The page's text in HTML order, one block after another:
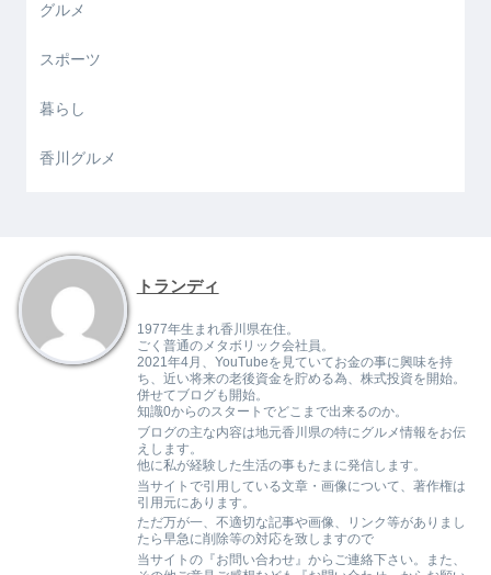
グルメ
スポーツ
暮らし
香川グルメ
トランディ
1977年生まれ香川県在住。
ごく普通のメタボリック会社員。
2021年4月、YouTubeを見ていてお金の事に興味を持
ち、近い将来の老後資金を貯める為、株式投資を開始。
併せてブログも開始。
知識0からのスタートでどこまで出来るのか。
ブログの主な内容は地元香川県の特にグルメ情報をお伝
えします。
他に私が経験した生活の事もたまに発信します。
当サイトで引用している文章・画像について、著作権は
引用元にあります。
ただ万が一、不適切な記事や画像、リンク等がありまし
たら早急に削除等の対応を致しますので
当サイトの『お問い合わせ』からご連絡下さい。また、